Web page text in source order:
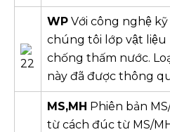
WP Với công nghệ
chúng tôi lớp vật liệu
chống thấm nước.
này đã được thông
MS,MH Phiên bản
từ cách đúc từ MS/